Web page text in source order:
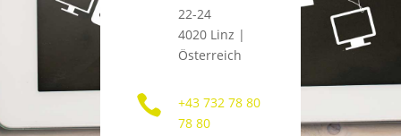
22-24
4020 Linz |
Österreich

+43 732 78 80
78 80